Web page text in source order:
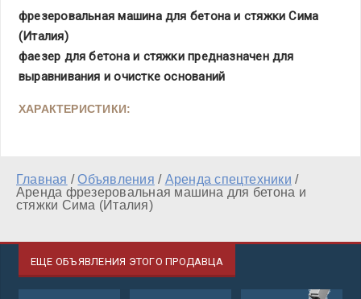
фрезеровальная машина для бетона и стяжки Сима
(Италия)
фаезер для бетона и стяжки предназначен для
выравнивания и очистке оснований
ХАРАКТЕРИСТИКИ:
Главная / Объявления / Аренда спецтехники /
Аренда фрезеровальная машина для бетона и
стяжки Сима (Италия)
ЕЩЕ ОБЪЯВЛЕНИЯ ЭТОГО ПРОДАВЦА